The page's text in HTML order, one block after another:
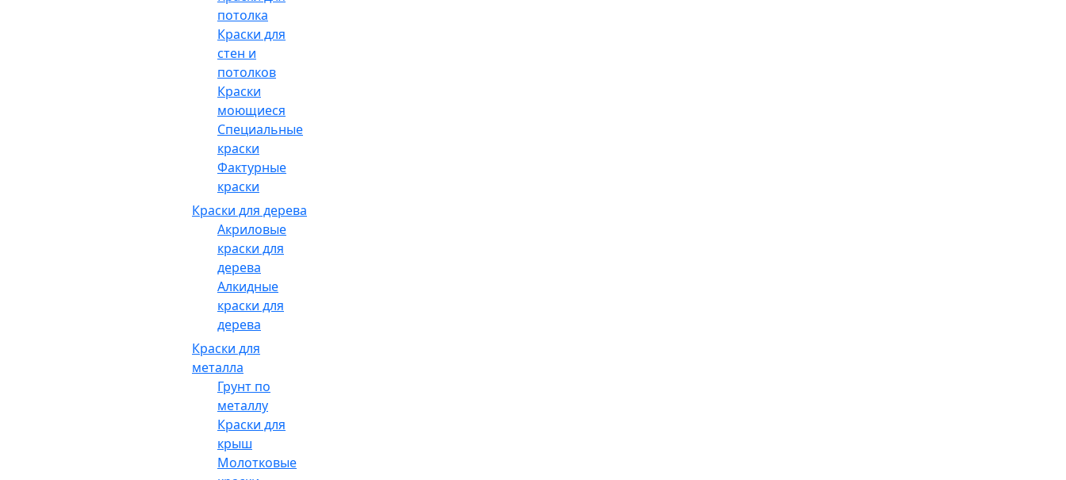
потолка
Краски для
стен и
потолков
Краски
моющиеся
Специальные
краски
Фактурные
краски
Краски для дерева
Акриловые
краски для
дерева
Алкидные
краски для
дерева
Краски для
металла
Грунт по
металлу
Краски для
крыш
Молотковые